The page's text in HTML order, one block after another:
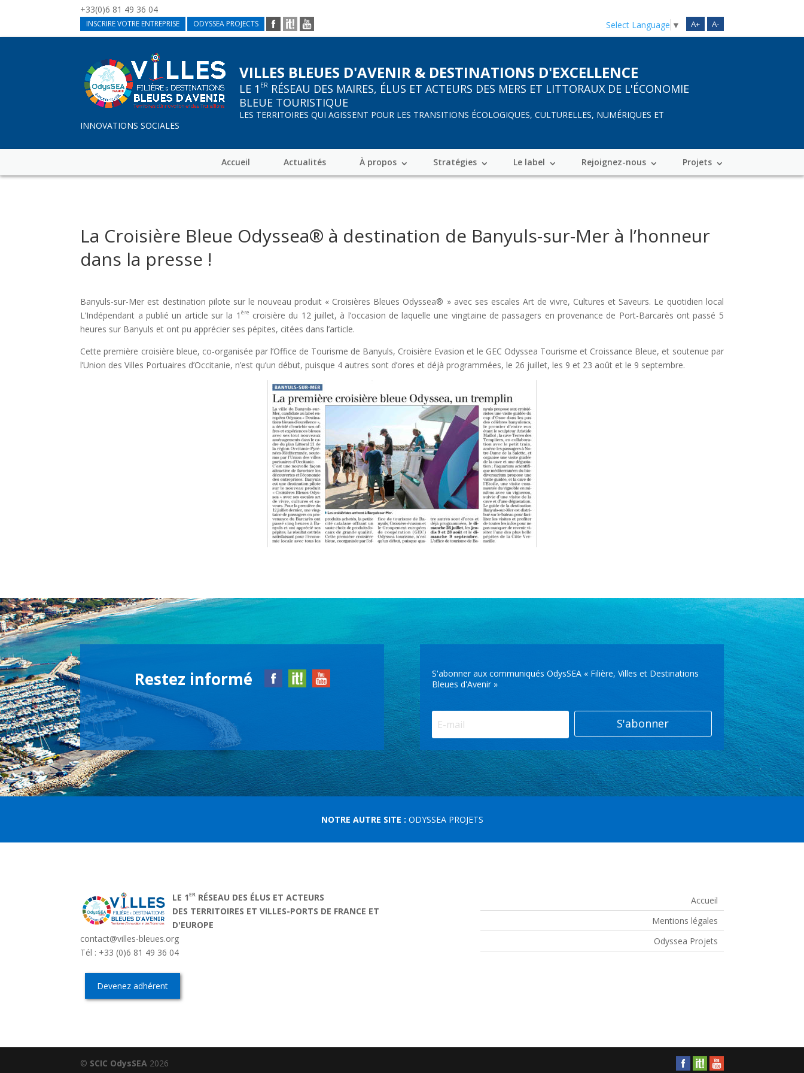
+33(0)6 81 49 36 04
INSCRIRE VOTRE ENTREPRISE ODYSSEA PROJECTS A+ A-
Select Language ▼
VILLES BLEUES D'AVENIR & DESTINATIONS D'EXCELLENCE
LE 1 ER RÉSEAU DES MAIRES, ÉLUS ET ACTEURS DES MERS ET LITTORAUX DE L'ÉCONOMIE
BLEUE TOURISTIQUE
LES TERRITOIRES QUI AGISSENT POUR LES TRANSITIONS ÉCOLOGIQUES, CULTURELLES, NUMÉRIQUES ET
INNOVATIONS SOCIALES
Accueil Actualités À propos Stratégies Le label Rejoignez-nous Projets
La Croisière Bleue Odyssea® à destination de Banyuls-sur-Mer à l’honneur
dans la presse !
Banyuls-sur-Mer est destination pilote sur le nouveau produit « Croisières Bleues Odyssea® » avec ses escales Art de vivre, Cultures et Saveurs. Le quotidien local
L’Indépendant a publié un article sur la 1 ère
croisière du 12 juillet, à l’occasion de laquelle une vingtaine de passagers en provenance de Port-Barcarès ont passé 5
heures sur Banyuls et ont pu apprécier ses pépites, citées dans l’article.
Cette première croisière bleue, co-organisée par l’Office de Tourisme de Banyuls, Croisière Evasion et le GEC Odyssea Tourisme et Croissance Bleue, et soutenue par
l’Union des Villes Portuaires d’Occitanie, n’est qu’un début, puisque 4 autres sont d’ores et déjà programmées, le 26 juillet, les 9 et 23 août et le 9 septembre.
Restez informé
S'abonner aux communiqués OdysSEA « Filière, Villes et Destinations
Bleues d'Avenir »
S'abonner
NOTRE AUTRE SITE : ODYSSEA PROJETS
LE 1ER RÉSEAU DES ÉLUS ET ACTEURS
DES TERRITOIRES ET VILLES-PORTS DE FRANCE ET
D'EUROPE
contact@villes-bleues.org
Tél : +33 (0)6 81 49 36 04
Devenez adhérent
Accueil
Mentions légales
Odyssea Projets
© SCIC OdysSEA 2026